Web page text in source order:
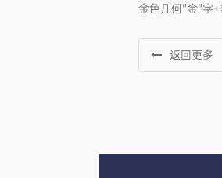
金色几何"金"字+
返回更多